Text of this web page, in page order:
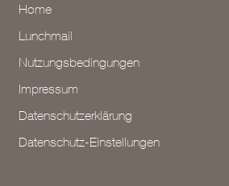
Home
Lunchmail
Nutzungsbedingungen
Impressum
Datenschutzerklärung
Datenschutz-Einstellungen